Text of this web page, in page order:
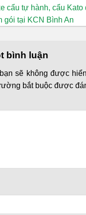
cẩu tự hành, cẩu
gói tại KCN Bình An
bình luận
sẽ không được
bắt buộc được